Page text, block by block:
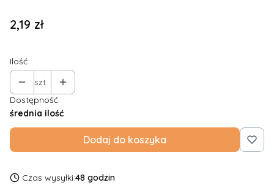
Cena
2,19 zł
Ilość
szt.
Dostępność:
średnia ilość
Dodaj do koszyka
Czas wysyłki:48 godzin